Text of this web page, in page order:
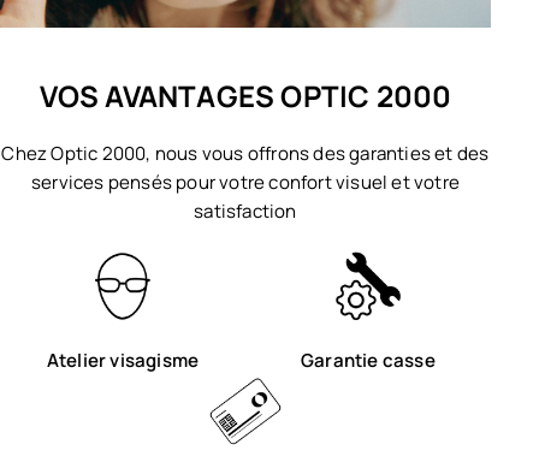
VOS AVANTAGES OPTIC 2000
Chez Optic 2000, nous vous offrons des garanties et des
services pensés pour votre confort visuel et votre
satisfaction
Atelier visagisme Garantie casse